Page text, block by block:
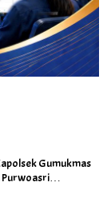
Gumukmas
Purwoasri